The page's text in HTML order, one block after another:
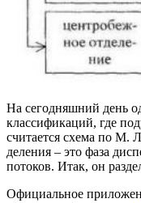
На сегодняшний день
классификаций, где
считается схема по М.
деления – это фаза
потоков. Итак, он
Официальное